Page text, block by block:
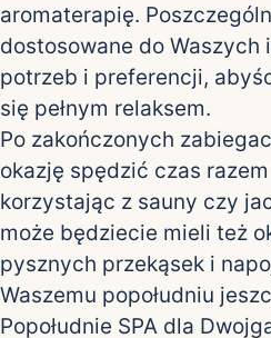
aromaterapię.
dostosowane do Waszych
potrzeb i preferencji,
się pełnym relaksem.
Po zakończonych
okazję spędzić czas
korzystając z sauny czy
może będziecie mieli też
pysznych przekąsek i
Waszemu popołudniu
Popołudnie SPA dla